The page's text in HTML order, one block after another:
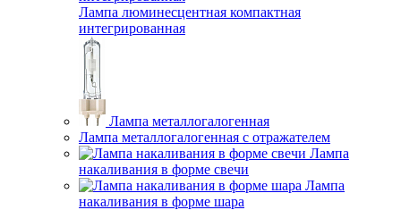
Лампа люминесцентная компактная
интегрированная
Лампа металлогалогенная
Лампа металлогалогенная с отражателем
Лампа
накаливания в форме свечи
Лампа
накаливания в форме шара